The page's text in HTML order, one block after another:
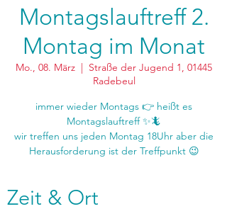
Montagslauftreff 2.
Montag im Monat
Mo., 08. März
  |
Straße der Jugend 1, 01445
Radebeul
immer wieder Montags 👉 heißt es
Montagslauftreff ✨🦎
wir treffen uns jeden Montag 18Uhr aber die
Zeit & Ort